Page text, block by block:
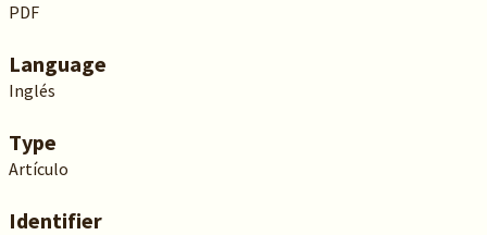
PDF
Language
Inglés
Type
Artículo
Identifier